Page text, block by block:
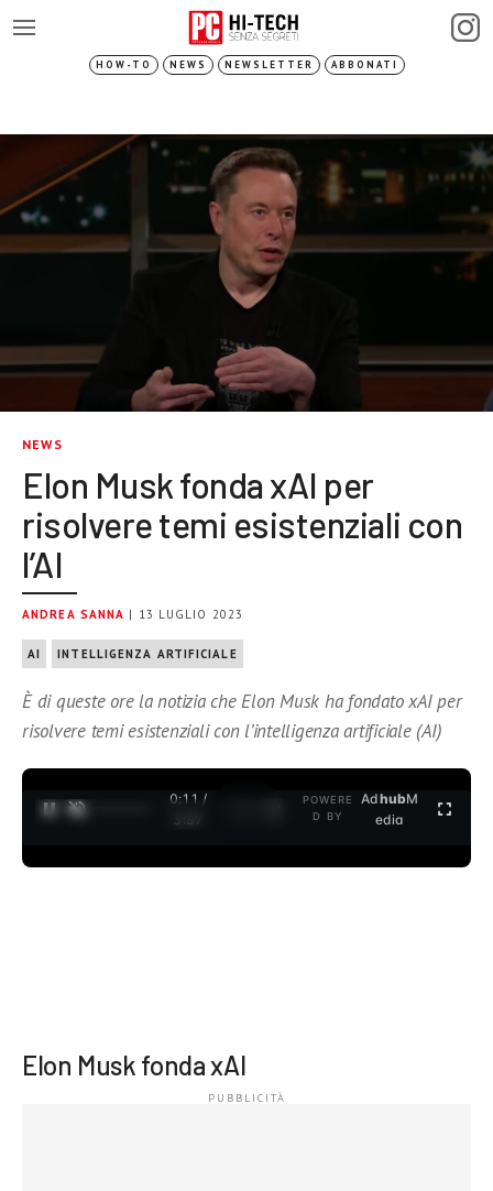
HOW-TO NEWS NEWSLETTER ABBONATI
NEWS
Elon Musk fonda xAI per
risolvere temi esistenziali con
l’AI
ANDREA SANNA | 13 LUGLIO 2023
AI INTELLIGENZA ARTIFICIALE
È di queste ore la notizia che Elon Musk ha fondato xAI per
risolvere temi esistenziali con l’intelligenza artificiale (AI)
0:11 /
3:37
POWERE
D BY
AdhubM
edia
Elon Musk fonda xAI